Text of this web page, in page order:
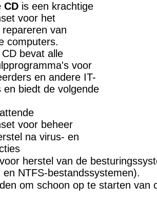
CD is een krachtige
voor het
van
computers.
bevat alle
voor
en andere IT-
en biedt de volgende
voor beheer
na virus- en
herstel van de
en NTFS-bestandssystemen).
om schoon op te starten van